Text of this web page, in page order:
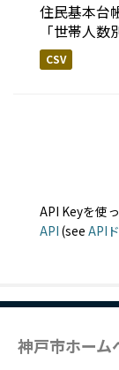
住民基本台
「世帯人数
CSV
API Keyを使
API (see API
神戸市ホーム